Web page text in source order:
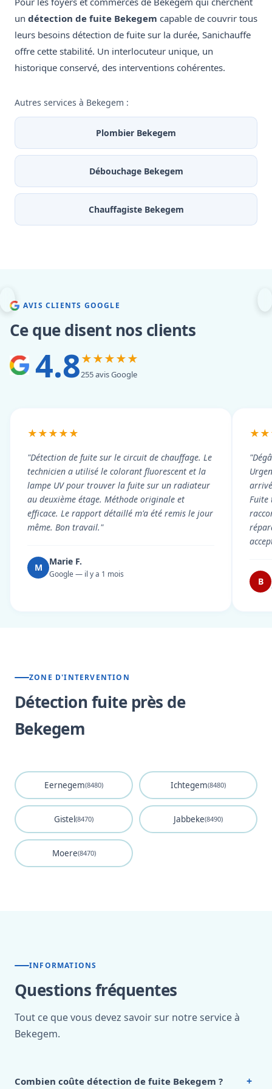
un détection de fuite Bekegem capable de couvrir tous
leurs besoins détection de fuite sur la durée, Sanichauffe
offre cette stabilité. Un interlocuteur unique, un
historique conservé, des interventions cohérentes.
Autres services à Bekegem :
Plombier Bekegem
Débouchage Bekegem
Chauffagiste Bekegem
AVIS CLIENTS GOOGLE
Ce que disent nos clients
4.8★★★★★
255 avis Google
★★★★★
"Détection de fuite sur le circuit de chauffage. Le
technicien a utilisé le colorant fluorescent et la
lampe UV pour trouver la fuite sur un radiateur
au deuxième étage. Méthode originale et
efficace. Le rapport détaillé m'a été remis le jour
même. Bon travail."
M
Marie F.
Google — il y a 1 mois
Fuite
B
ZONE D'INTERVENTION
Détection fuite près de
Bekegem
Eernegem(8480) Ichtegem(8480)
Gistel(8470) Jabbeke(8490)
Moere(8470)
INFORMATIONS
Questions fréquentes
Tout ce que vous devez savoir sur notre service à
Bekegem.
Combien coûte détection de fuite Bekegem ? +